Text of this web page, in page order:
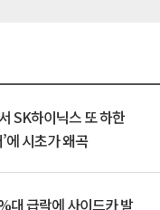
SK하이닉스 또 하한
에 시초가 왜곡
대 급락에 사이드카 발